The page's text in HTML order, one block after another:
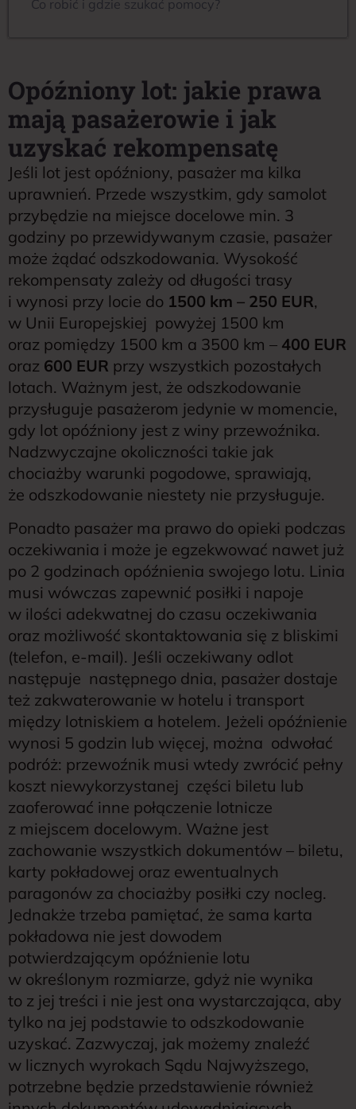
Co robić i gdzie szukać pomocy?
Opóźniony lot: jakie prawa
mają pasażerowie i jak
uzyskać rekompensatę
Jeśli lot jest opóźniony, pasażer ma kilka
uprawnień. Przede wszystkim, gdy samolot
przybędzie na miejsce docelowe min. 3
godziny po przewidywanym czasie, pasażer
może żądać odszkodowania. Wysokość
rekompensaty zależy od długości trasy
i wynosi przy locie do 1500 km – 250 EUR,
w Unii Europejskiej powyżej 1500 km
oraz pomiędzy 1500 km a 3500 km – 400 EUR
oraz 600 EUR przy wszystkich pozostałych
lotach. Ważnym jest, że odszkodowanie
przysługuje pasażerom jedynie w momencie,
gdy lot opóźniony jest z winy przewoźnika.
Nadzwyczajne okoliczności takie jak
chociażby warunki pogodowe, sprawiają,
że odszkodowanie niestety nie przysługuje.
Ponadto pasażer ma prawo do opieki podczas
oczekiwania i może je egzekwować nawet już
po 2 godzinach opóźnienia swojego lotu. Linia
musi wówczas zapewnić posiłki i napoje
w ilości adekwatnej do czasu oczekiwania
oraz możliwość skontaktowania się z bliskimi
(telefon, e-mail). Jeśli oczekiwany odlot
następuje następnego dnia, pasażer dostaje
też zakwaterowanie w hotelu i transport
między lotniskiem a hotelem. Jeżeli opóźnienie
wynosi 5 godzin lub więcej, można odwołać
podróż: przewoźnik musi wtedy zwrócić pełny
koszt niewykorzystanej części biletu lub
zaoferować inne połączenie lotnicze
z miejscem docelowym. Ważne jest
zachowanie wszystkich dokumentów – biletu,
karty pokładowej oraz ewentualnych
paragonów za chociażby posiłki czy nocleg.
Jednakże trzeba pamiętać, że sama karta
pokładowa nie jest dowodem
potwierdzającym opóźnienie lotu
w określonym rozmiarze, gdyż nie wynika
to z jej treści i nie jest ona wystarczająca, aby
tylko na jej podstawie to odszkodowanie
uzyskać. Zazwyczaj, jak możemy znaleźć
w licznych wyrokach Sądu Najwyższego,
potrzebne będzie przedstawienie również